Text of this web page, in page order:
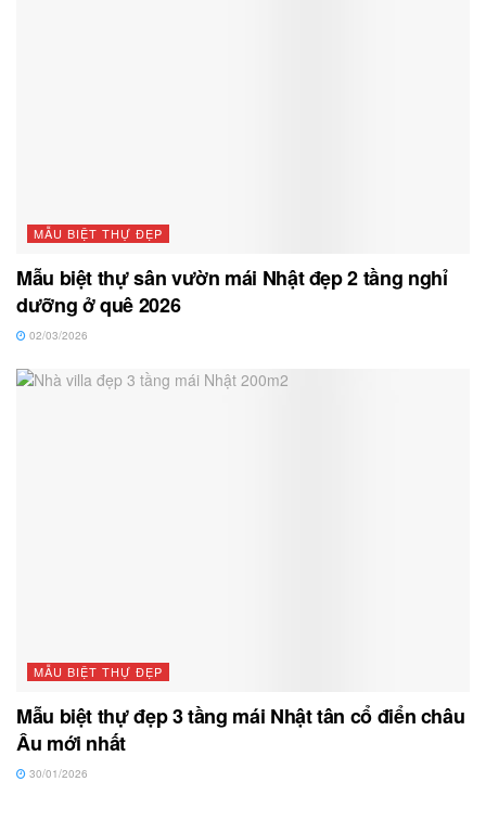
MẪU BIỆT THỰ ĐẸP
Mẫu biệt thự sân vườn mái Nhật đẹp 2 tầng nghỉ
dưỡng ở quê 2026
02/03/2026
MẪU BIỆT THỰ ĐẸP
Mẫu biệt thự đẹp 3 tầng mái Nhật tân cổ điển châu
Âu mới nhất
30/01/2026